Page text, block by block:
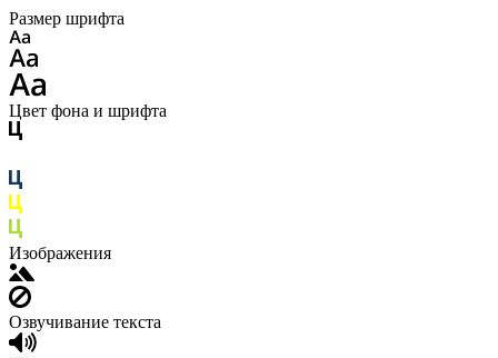
Размер шрифта
Цвет фона и шрифта
Изображения
Озвучивание текста